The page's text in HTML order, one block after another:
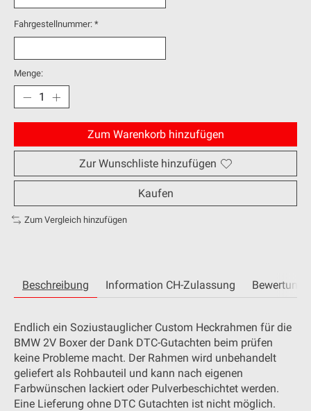
Fahrgestellnummer: *
Menge:
Zum Warenkorb hinzufügen
Zur Wunschliste hinzufügen
Kaufen
Zum Vergleich hinzufügen
Beschreibung Information CH-Zulassung
Endlich ein Soziustauglicher Custom Heckrahmen für die
BMW 2V Boxer der Dank DTC-Gutachten beim prüfen
keine Probleme macht. Der Rahmen wird unbehandelt
geliefert als Rohbauteil und kann nach eigenen
Farbwünschen lackiert oder Pulverbeschichtet werden.
Eine Lieferung ohne DTC Gutachten ist nicht möglich.